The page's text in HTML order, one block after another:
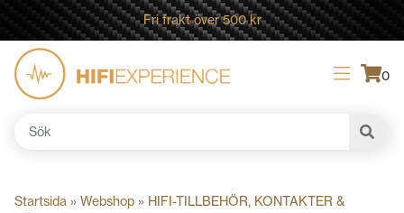
Fri frakt över 500 kr
0
Sök
Startsida » Webshop » HIFI-TILLBEHÖR, KONTAKTER &